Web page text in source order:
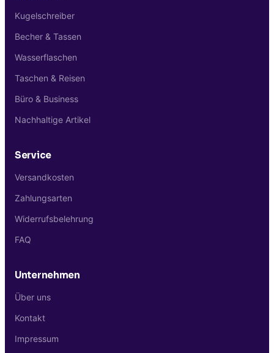
Kugelschreiber
Becher & Tassen
Wasserflaschen
Taschen & Reisen
Büro & Business
Nachhaltige Artikel
Service
Versandkosten
Zahlungsarten
Widerrufsbelehrung
FAQ
Unternehmen
Über uns
Kontakt
Impressum